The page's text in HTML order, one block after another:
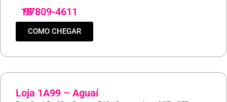
19
97809-4611
COMO CHEGAR
Loja 1A99 – Aguaí